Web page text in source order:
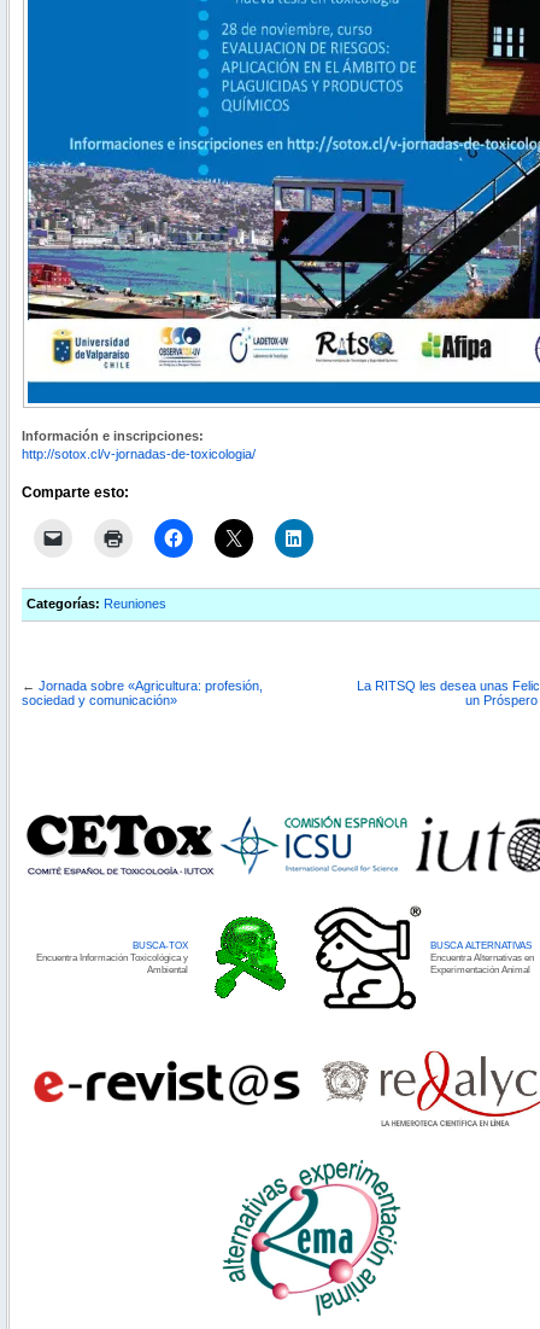
Información e inscripciones:
http://sotox.cl/v-jornadas-de-toxicologia/
Comparte esto:
Categorías: Reuniones
← Jornada sobre «Agricultura: profesión,
sociedad y comunicación»
La RITSQ les desea unas
un Próspero
BUSCA-TOX
Encuentra Información Toxicológica y
Ambiental
BUSCA ALTERNATIVAS
Encuentra Alternativas en
Experimentación Animal